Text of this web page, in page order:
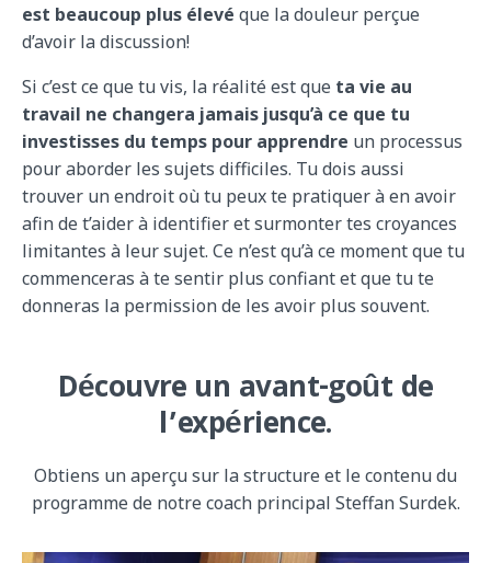
est beaucoup plus élevé que la douleur perçue
d’avoir la discussion!
Si c’est ce que tu vis, la réalité est que ta vie au
travail ne changera jamais jusqu’à ce que tu
investisses du temps pour apprendre un processus
pour aborder les sujets difficiles. Tu dois aussi
trouver un endroit où tu peux te pratiquer à en avoir
afin de t’aider à identifier et surmonter tes croyances
limitantes à leur sujet. Ce n’est qu’à ce moment que tu
commenceras à te sentir plus confiant et que tu te
donneras la permission de les avoir plus souvent.
Découvre un avant-goût de
l’expérience.
Obtiens un aperçu sur la structure et le contenu du
programme de notre coach principal Steffan Surdek.